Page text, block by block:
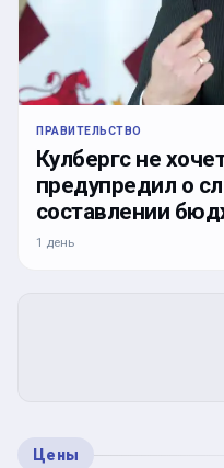
ПРАВИТЕЛЬСТВО
Кулбергс не
предупредил о
составлении
1 день
Цены